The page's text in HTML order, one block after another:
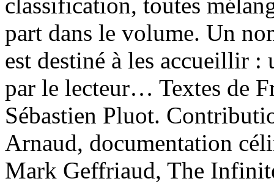
part dans le volume. Un
est destiné à les accueillir
par le lecteur… Textes de
Sébastien Pluot.
Arnaud, documentation
Mark Geffriaud, The